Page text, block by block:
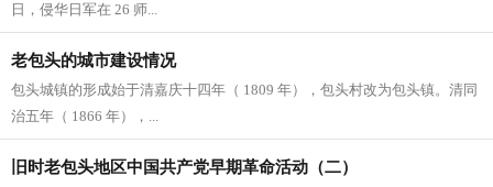
日，侵华日军在 26 师...
老包头的城市建设情况
包头城镇的形成始于清嘉庆十四年（ 1809 年），包头村改为包头镇。清同
治五年（ 1866 年），...
旧时老包头地区中国共产党早期革命活动（二）